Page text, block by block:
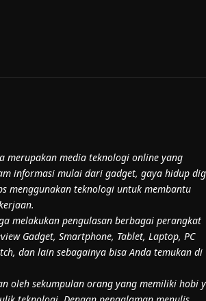
merupakan media teknologi online yang
informasi mulai dari gadget, gaya hidup
menggunakan teknologi untuk membantu
melakukan pengulasan berbagai perangkat
Gadget, Smartphone, Tablet, Laptop, PC
dan lain sebagainya bisa Anda temukan di
oleh sekumpulan orang yang memiliki hobi